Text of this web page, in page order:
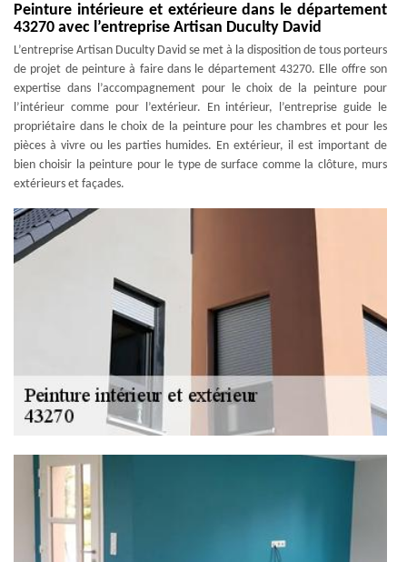
Peinture intérieure et extérieure dans le département
43270 avec l’entreprise Artisan Duculty David
L’entreprise Artisan Duculty David se met à la disposition de tous porteurs
de projet de peinture à faire dans le département 43270. Elle offre son
expertise dans l’accompagnement pour le choix de la peinture pour
l’intérieur comme pour l’extérieur. En intérieur, l’entreprise guide le
propriétaire dans le choix de la peinture pour les chambres et pour les
pièces à vivre ou les parties humides. En extérieur, il est important de
bien choisir la peinture pour le type de surface comme la clôture, murs
extérieurs et façades.